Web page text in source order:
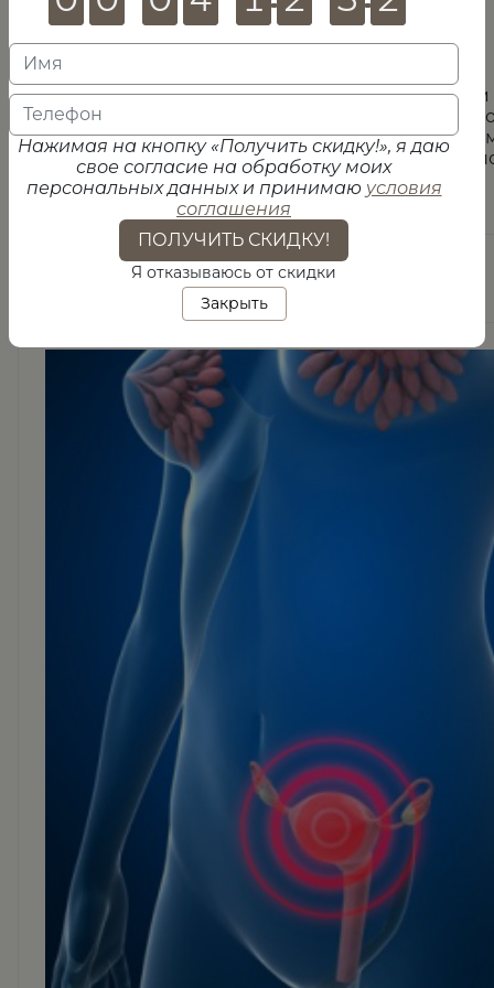
болей в области крестца,
Врачи назначают МРТ малого таза с
подозрении на онкологию, заболевания
системы, воспалительных процессах МПС,
помощью томографа позволит поставить
точно.
Особенности исследования
Нажимая на кнопку «Получить скидку!», я даю
свое согласие на обработку моих
персональных данных и принимаю условия
соглашения
ПОЛУЧИТЬ СКИДКУ!
Я отказываюсь от скидки
Закрыть